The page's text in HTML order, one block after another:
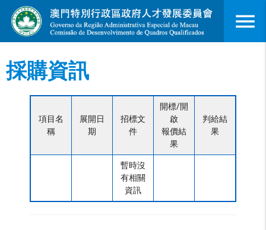
menu
採購資訊
項目名
稱
展開日
期
招標文
件
開標/開
啟
報價結
果
判給結
果
暫時沒
有相關
資訊